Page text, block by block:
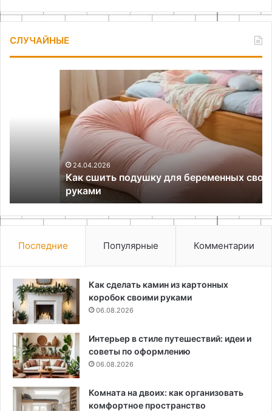
СЛУЧАЙНЫЕ
24.04.2026
Как сшить подушку для беременных своими
на
Последние Популярные Комментарии
Как сделать камин из картонных
коробок своими руками
06.08.2026
Интерьер в стиле путешествий: идеи и
советы по оформлению
06.08.2026
Комната на двоих: как организовать
комфортное пространство